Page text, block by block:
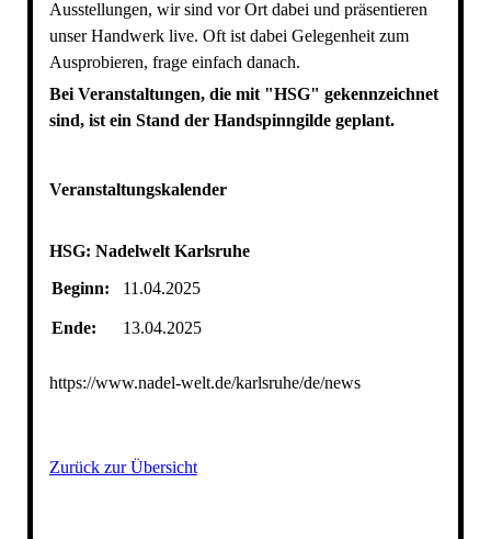
Ausstellungen, wir sind vor Ort dabei und präsentieren
unser Handwerk live. Oft ist dabei Gelegenheit zum
Ausprobieren, frage einfach danach.
Bei Veranstaltungen, die mit "HSG" gekennzeichnet
sind, ist ein Stand der Handspinngilde geplant.
Veranstaltungskalender
HSG: Nadelwelt Karlsruhe
Beginn:
11.04.2025
Ende: 13.04.2025
https://www.nadel-welt.de/karlsruhe/de/news
Zurück zur Übersicht